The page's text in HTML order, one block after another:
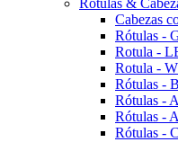
Rótulas &
Cabezas
Rótulas -
Rotula -
Rotula -
Rótulas -
Rótulas -
Rótulas -
Rótulas -